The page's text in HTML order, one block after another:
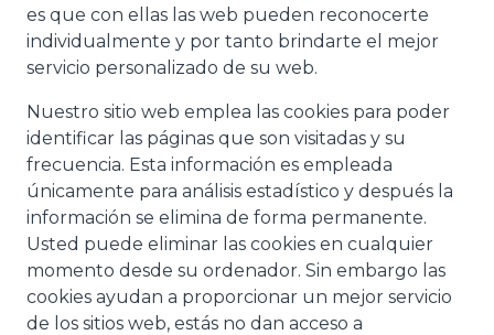
es que con ellas las web pueden reconocerte
individualmente y por tanto brindarte el mejor
servicio personalizado de su web.
Nuestro sitio web emplea las cookies para poder
identificar las páginas que son visitadas y su
frecuencia. Esta información es empleada
únicamente para análisis estadístico y después la
información se elimina de forma permanente.
Usted puede eliminar las cookies en cualquier
momento desde su ordenador. Sin embargo las
cookies ayudan a proporcionar un mejor servicio
de los sitios web, estás no dan acceso a